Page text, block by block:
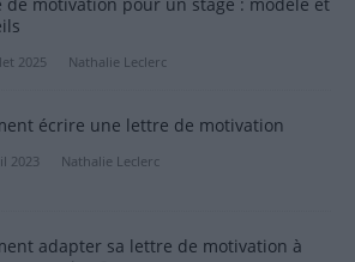
2025 Nathalie Leclerc
écrire une lettre de motivation
2023 Nathalie Leclerc
adapter sa lettre de motivation à